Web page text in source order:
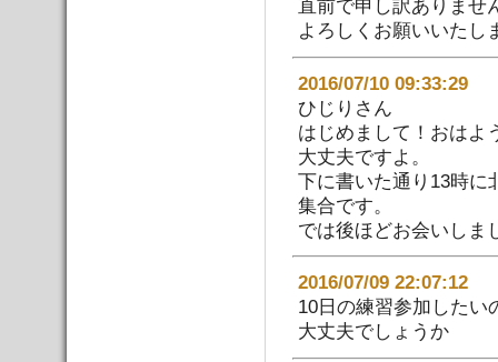
直前で申し訳ありませ
よろしくお願いいたし
2016/07/10
ひじりさん
はじめまして！おはよ
大丈夫ですよ。
下に書いた通り13時に
集合です。
では後ほどお会いしま
2016/07/09 22:07:12
10日の練習参加したい
大丈夫でしょうか